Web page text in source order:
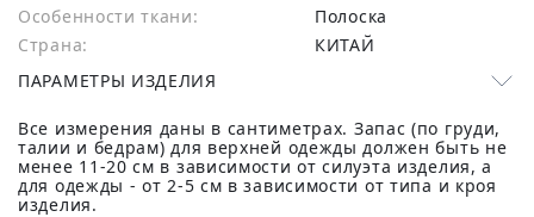
Особенности ткани:
Полоска
Страна:
КИТАЙ
ПАРАМЕТРЫ ИЗДЕЛИЯ
Все измерения даны в сантиметрах. Запас (по груди,
талии и бедрам) для верхней одежды должен быть не
менее 11-20 см в зависимости от силуэта изделия, а
для одежды - от 2-5 см в зависимости от типа и кроя
изделия.